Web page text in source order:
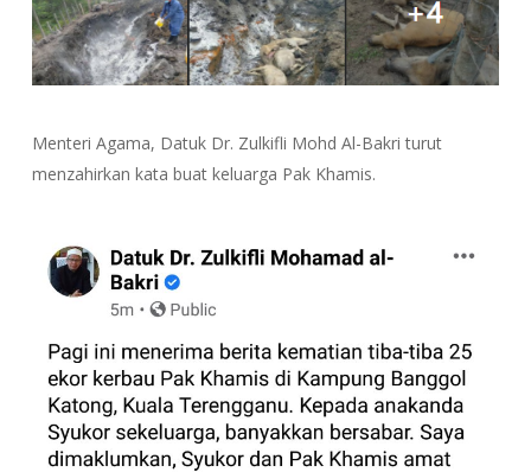
Menteri Agama, Datuk Dr. Zulkifli Mohd Al-Bakri turut
menzahirkan kata buat keluarga Pak Khamis.